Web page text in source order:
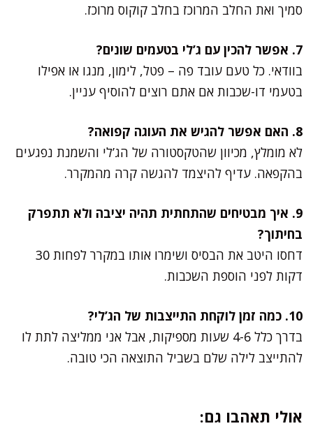
סמיך ואת החלב המרוכז בחלב קוקוס מרוכז.
7. אפשר להכין עם ג’לי בטעמים שונים?
בוודאי. כל טעם עובד פה – פטל, לימון, מנגו או אפילו
בטעמי דו-שכבות אם אתם רוצים להוסיף עניין.
8. האם אפשר להגיש את העוגה קפואה?
לא מומלץ, מכיוון שהטקסטורה של הג’לי והשמנת נפגעים
בהקפאה. עדיף להיצמד להגשה קרה מהמקרר.
9. איך מבטיחים שהתחתית תהיה יציבה ולא תתפרק
בחיתוך?
דחסו היטב את הבסיס ושימרו אותו במקרר לפחות 30
דקות לפני הוספת השכבות.
10. כמה זמן לוקחת התייצבות של הג’לי?
בדרך כלל 4-6 שעות מספיקות, אבל אני ממליצה לתת לו
להתייצב לילה שלם בשביל התוצאה הכי טובה.
אולי תאהבו גם: